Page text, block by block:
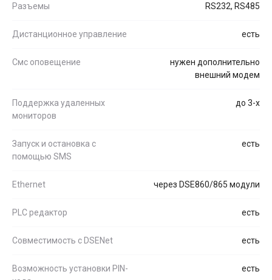
Разъемы RS232, RS485
Дистанционное управление есть
Смс оповещение
нужен дополнительно
внешний модем
Поддержка удаленных
мониторов
до 3-х
Запуск и остановка с
помощью SMS
есть
Ethernet через DSE860/865 модули
PLC редактор есть
Совместимость c DSENet есть
Возможность установки PIN-
есть